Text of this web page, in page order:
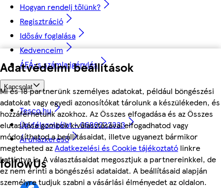
Adatvédelmi beállítások
Mi és 18 partnerünk személyes adatokat, például böngészési
adatokat vagy egyedi azonosítókat tárolunk a készülékeden, és
hozzáférhetünk azokhoz. Az Összes elfogadása és az Összes
elutasítása gombok kiválasztásával elfogadhatod vagy
módosíthatod a beállításaidat, illetve ugyanezt bármikor
megteheted azAdatkezelési és Cookie tájékoztató linkre
kattintva is. A választásaidat megosztjuk a partnereinkkel, de
ez nem érinti a böngészési adataidat. A beállításaid alapján
személyre tudjuk szabni a vásárlási élményedet az oldalon.
Hogyan rendelj tőlünk?
Regisztráció
Idősáv foglalása
Kedvenceim
ÁFÁ-s számla igénylés
Kapcsolat
Tesco.hu
Ügyfélszolgálat - 0680222333
Áruházkereső
followUs